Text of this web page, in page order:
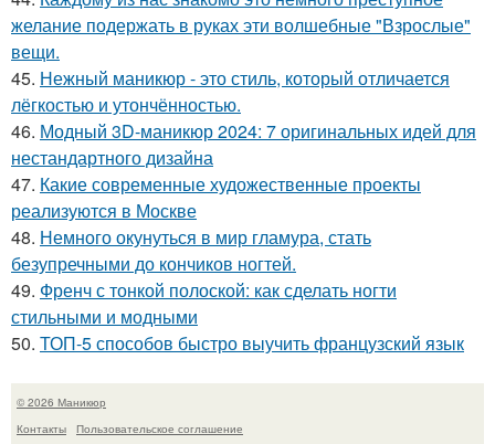
желание подержать в руках эти волшебные "Взрослые"
вещи.
45. Нежный маникюр - это стиль, который отличается
лёгкостью и утончённостью.
46. Модный 3D-маникюр 2024: 7 оригинальных идей для
нестандартного дизайна
47. Какие современные художественные проекты
реализуются в Москве
48. Немного окунуться в мир гламура, стать
безупречными до кончиков ногтей.
49. Френч с тонкой полоской: как сделать ногти
стильными и модными
50. ТОП-5 способов быстро выучить французский язык
© 2026 Маникюр
Контакты
Пользовательское соглашение